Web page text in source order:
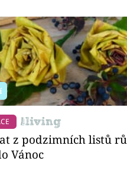
z podzimních listů
Vánoc